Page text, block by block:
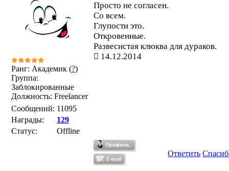
Ранг: Академик (?)
Группа:
Заблокированные
Должность: Freelancer
Сообщений: 11095
Награды:
129
Статус:
Offline
Просто не согласен.
Со всем.
Глупости это.
Откровенные.
Развесистая клюква для дураков.
14.12.2014
Ответить